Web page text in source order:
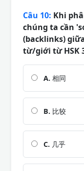
Câu 10: Khi
chúng ta cần
(backlinks)
từ/giới từ HSK
A. 相同
B. 比较
C. 几乎